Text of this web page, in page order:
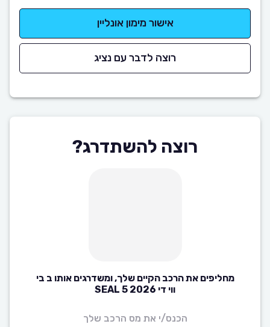
אישור מימון אונליין
רוצה לדבר עם נציג
רוצה להשתדרג?
מחליפים את הרכב הקיים שלך, ומשדרגים אותו ב בי
ווי די SEAL 5 2026